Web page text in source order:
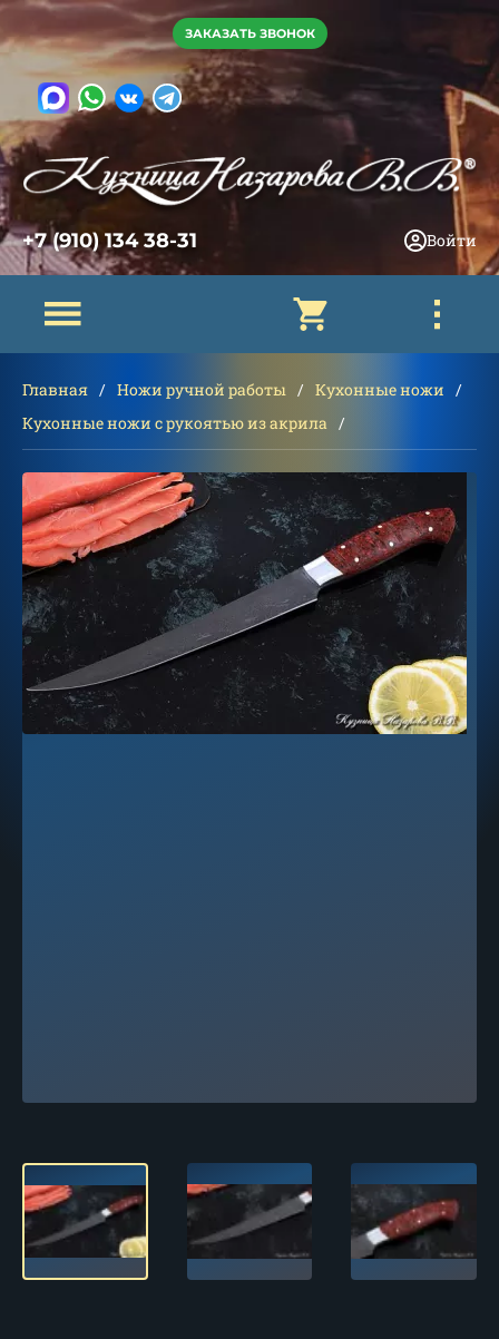
ЗАКАЗАТЬ ЗВОНОК
+7 (910) 134 38-31 Войти
Главная Ножи ручной работы
Кухонные ножи
Кухонные ножи с рукоятью из акрила